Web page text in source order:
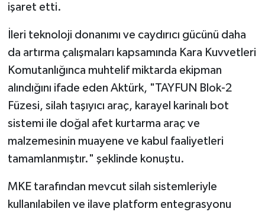
işaret etti.
İleri teknoloji donanımı ve caydırıcı gücünü daha
da artırma çalışmaları kapsamında Kara Kuvvetleri
Komutanlığınca muhtelif miktarda ekipman
alındığını ifade eden Aktürk, "TAYFUN Blok-2
Füzesi, silah taşıyıcı araç, karayel karinalı bot
sistemi ile doğal afet kurtarma araç ve
malzemesinin muayene ve kabul faaliyetleri
tamamlanmıştır." şeklinde konuştu.
MKE tarafından mevcut silah sistemleriyle
kullanılabilen ve ilave platform entegrasyonu